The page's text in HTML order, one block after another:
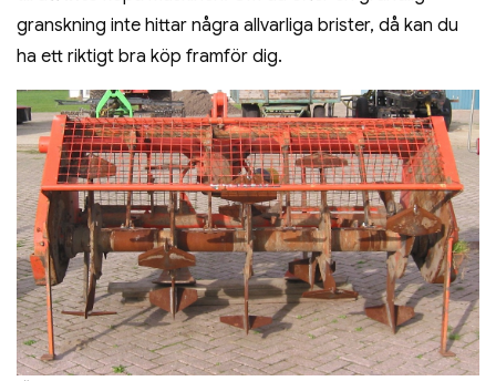
granskning inte hittar några allvarliga brister, då kan du
ha ett riktigt bra köp framför dig.